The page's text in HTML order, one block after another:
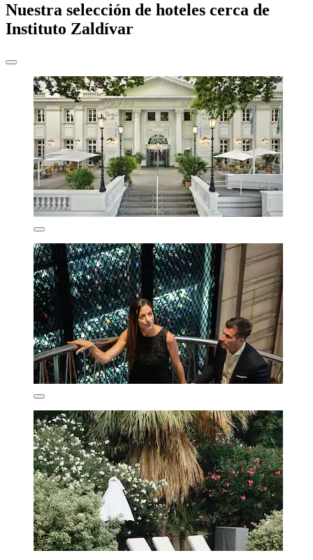
Nuestra selección de hoteles cerca de
Instituto Zaldívar